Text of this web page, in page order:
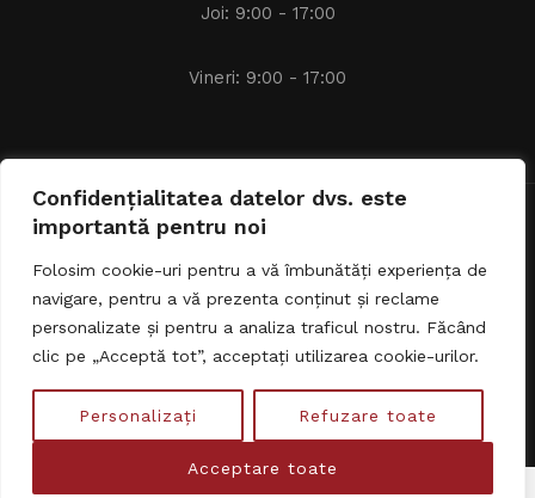
Confidențialitatea datelor dvs. este
importantă pentru noi
Folosim cookie-uri pentru a vă îmbunătăți experiența de
navigare, pentru a vă prezenta conținut și reclame
personalizate și pentru a analiza traficul nostru. Făcând
clic pe „Acceptă tot”, acceptați utilizarea cookie-urilor.
Personalizați Refuzare toate
Acceptare toate
Joi: 9:00 - 17:00
Vineri: 9:00 - 17:00
Avocat Alexandru IACOB © 2024 - 2026 | Toate drepturile